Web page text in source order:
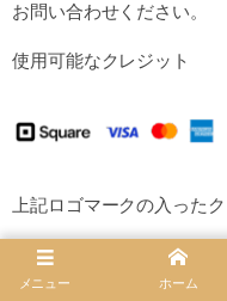
お問い合わせ
使用可能なクレジット
上記ロゴマークの入った
・お取り扱いいただける
ボーナス一括払いで決済
メニュー ホーム